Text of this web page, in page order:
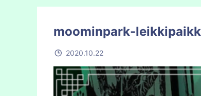
moominpark-
2020.10.22